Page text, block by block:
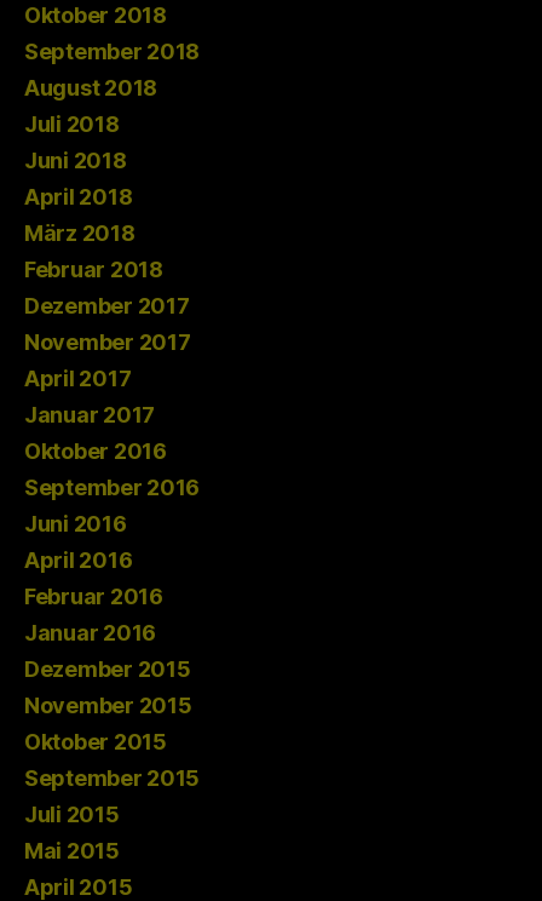
Oktober 2018
September 2018
August 2018
Juli 2018
Juni 2018
April 2018
März 2018
Februar 2018
Dezember 2017
November 2017
April 2017
Januar 2017
Oktober 2016
September 2016
Juni 2016
April 2016
Februar 2016
Januar 2016
Dezember 2015
November 2015
Oktober 2015
September 2015
Juli 2015
Mai 2015
April 2015